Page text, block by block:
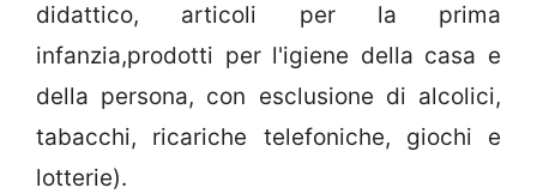
didattico, articoli per la prima
infanzia,prodotti per l'igiene della casa e
della persona, con esclusione di alcolici,
tabacchi, ricariche telefoniche, giochi e
lotterie).